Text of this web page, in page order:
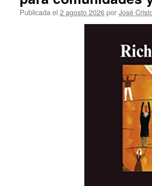
Publicada el 2 agosto 2026porJosé